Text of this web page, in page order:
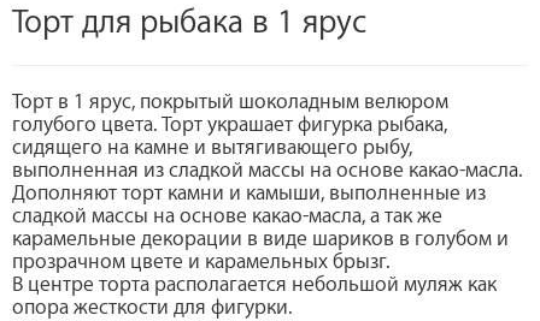
Торт для рыбака в 1 ярус
Торт в 1 ярус, покрытый шоколадным велюром
голубого цвета. Торт украшает фигурка рыбака,
сидящего на камне и вытягивающего рыбу,
выполненная из сладкой массы на основе какао-масла.
Дополняют торт камни и камыши, выполненные из
сладкой массы на основе какао-масла, а так же
карамельные декорации в виде шариков в голубом и
прозрачном цвете и карамельных брызг.
В центре торта располагается небольшой муляж как
опора жесткости для фигурки.